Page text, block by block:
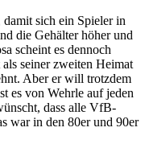
sich ein Spieler in
die Gehälter höher und
scheint es dennoch
seiner zweiten Heimat
Aber er will trotzdem
es von Wehrle auf jeden
dass alle VfB-
war in den 80er und 90er